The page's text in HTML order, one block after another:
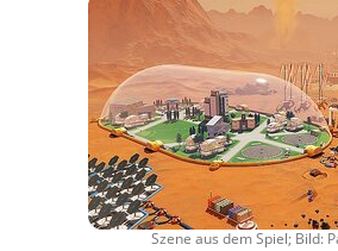
Szene aus dem Spiel; Bild: